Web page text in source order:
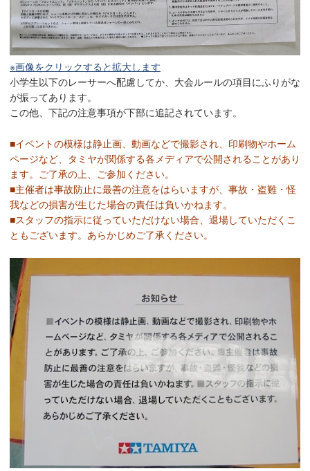
※画像をクリックすると拡大します
小学生以下のレーサーへ配慮してか、大会ルールの項目にふりがな
が振ってあります。
この他、下記の注意事項が下部に追記されています。
■イベントの模様は静止画、動画などで撮影され、印刷物やホーム
ページなど、タミヤが関係する各メディアで公開されることがあり
ます。ご了承の上、ご参加ください。
■主催者は事故防止に最善の注意をはらいますが、事故・盗難・怪
我などの損害が生じた場合の責任は負いかねます。
■スタッフの指示に従っていただけない場合、退場していただくこ
ともございます。あらかじめご了承ください。